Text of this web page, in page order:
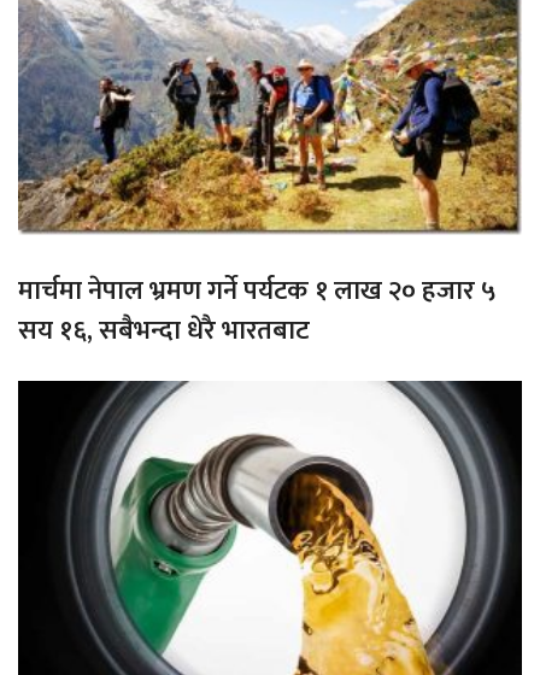
मार्चमा नेपाल भ्रमण गर्ने पर्यटक १ लाख २० हजार ५
सय १६, सबैभन्दा धेरै भारतबाट